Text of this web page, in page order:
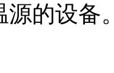
源的设备